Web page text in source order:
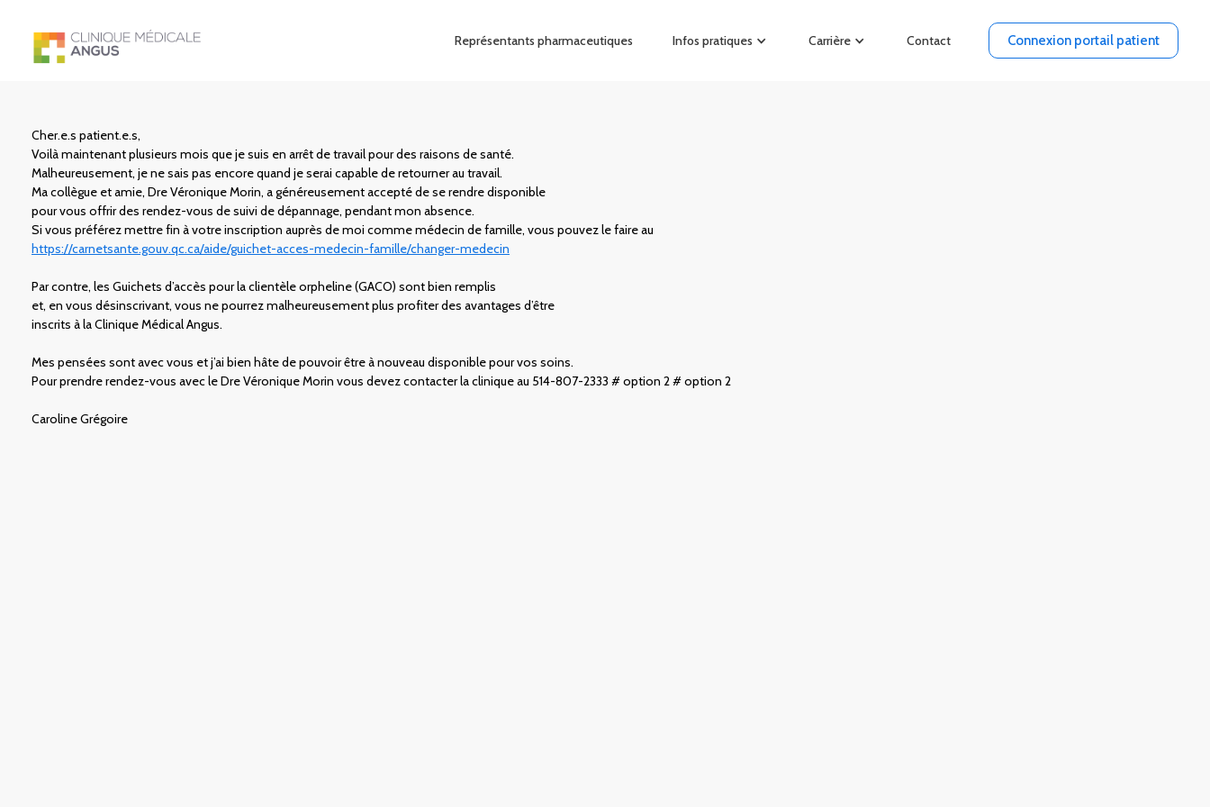
Représentants pharmaceutiques Infos pratiques Carrière Contact Connexion portail patient
Cher.e.s patient.e.s,
Voilà maintenant plusieurs mois que je suis en arrêt de travail pour des raisons de santé.
Malheureusement, je ne sais pas encore quand je serai capable de retourner au travail.
Ma collègue et amie, Dre Véronique Morin, a généreusement accepté de se rendre disponible
pour vous offrir des rendez-vous de suivi de dépannage, pendant mon absence.
Si vous préférez mettre fin à votre inscription auprès de moi comme médecin de famille, vous pouvez le faire au
https://carnetsante.gouv.qc.ca/aide/guichet-acces-medecin-famille/changer-medecin
Par contre, les Guichets d’accès pour la clientèle orpheline (GACO) sont bien remplis
et, en vous désinscrivant, vous ne pourrez malheureusement plus profiter des avantages d’être
inscrits à la Clinique Médical Angus.
Mes pensées sont avec vous et j’ai bien hâte de pouvoir être à nouveau disponible pour vos soins.
Pour prendre rendez-vous avec le Dre Véronique Morin vous devez contacter la clinique au 514-807-2333 # option 2 # option 2
Caroline Grégoire